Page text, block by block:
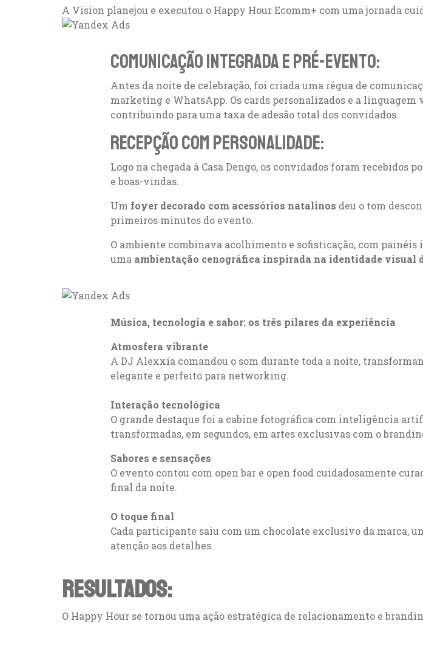
A Vision planejou e executou o Happy Hour Ecomm+ com uma jornada
Comunicação integrada e pré-evento:
Antes da noite de celebração, foi criada uma régua de
marketing e WhatsApp. Os cards personalizados e a
contribuindo para uma taxa de adesão total dos convidados.
Recepção com personalidade:
Logo na chegada à Casa Dengo, os convidados foram
e boas-vindas.
Um foyer decorado com acessórios natalinos deu o tom
primeiros minutos do evento.
O ambiente combinava acolhimento e sofisticação, com
uma ambientação cenográfica inspirada na identidade visual
Música, tecnologia e sabor: os três pilares da experiência
Atmosfera vibrante
A DJ Alexxia comandou o som durante toda a noite,
elegante e perfeito para networking.
Interação tecnológica
O grande destaque foi a cabine fotográfica com inteligência
transformadas, em segundos, em artes exclusivas com o
Sabores e sensações
O evento contou com open bar e open food cuidadosamente
final da noite.
O toque final
Cada participante saiu com um chocolate exclusivo da marca,
atenção aos detalhes.
RESULTADOS:
O Happy Hour se tornou uma ação estratégica de relacionamento e